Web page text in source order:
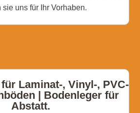
uns für Ihr Vorhaben.
Laminat-, Vinyl-, PVC-
| Bodenleger für
Abstatt.